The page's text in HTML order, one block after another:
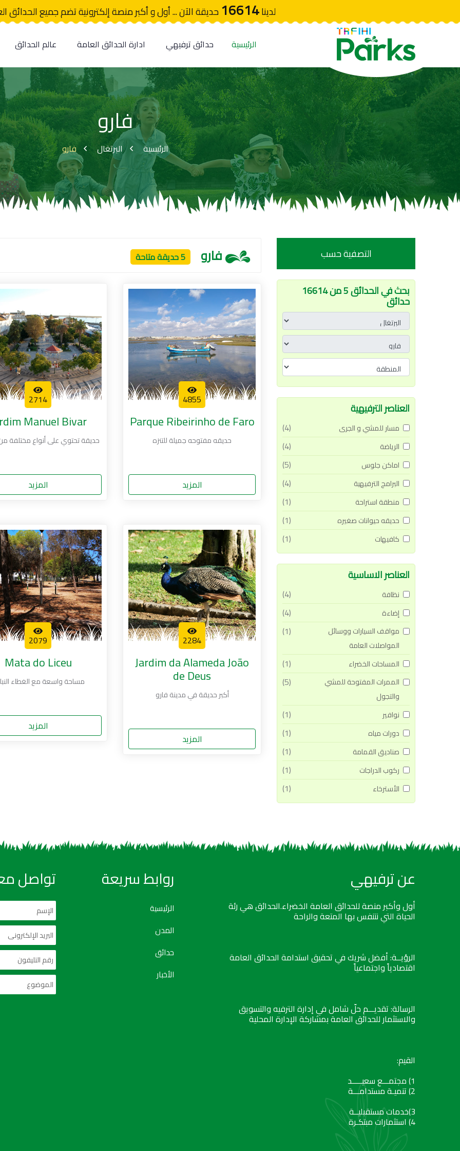
لدينا16614حديقة الآن ... أول و أكبر منصة إلكترونية تضم جميع الحدائق
الرئيسية حدائق ترفيهي ادارة الحدائق العامة عالم الحدائق
فارو
الرئيسية البرتغال فارو
التصفية حسب
بحث في الحدائق 5 من 16614
حدائق
العناصر الترفيهية
مسار للمشي و الجرى (4)
الرياضة (4)
اماكن جلوس (5)
البرامج الترفيهية (4)
منطقة استراحة (1)
حديقه حيوانات صغيره (1)
كافيهات (1)
العناصر الاساسية
نظافة (4)
إضاءة (4)
مواقف السيارات ووسائل
المواصلات العامة
(1)
المساحات الخضراء (1)
الممرات المفتوحة للمشي
والتجول
(5)
نوافير (1)
دورات مياه (1)
صناديق القمامة (1)
ركوب الدراجات (1)
الأسترخاء (1)
فارو 5 حديقة متاحة
4855
Parque Ribeirinho de Faro
حديقه مفتوحه جميلة للتنزه
المزيد
2714
Manuel Bivar
حديقة تحتوي على أنواع مختلفة
المزيد
2284
Jardim da Alameda João
de Deus
أكبر حديقة في مدينة فارو
المزيد
2079
Mata do Liceu
مساحة واسعة مع الغطاء
المزيد
عن ترفيهي
أول وأكبر منصة للحدائق العامة الخضراء.الحدائق هي رئة
الحياة التي نتنفس بها المتعة والراحة
الرؤيــة: أفضل شريك في تحقيق استدامة الحدائق العامة
اقتصادياً واجتماعياً
الرسالة: تقديـــم حلّ شامل في إدارة الترفيه والتسويق
والاستثمار للحدائق العامة بمشاركة الإدارة المحلية
القيم:
1) مجتمـــع سعيـــــد
2) تنميـة مستدامـــة
3)خدمات مستقبليــة
4) استثمارات مبتكـرة
روابط سريعة
الرئيسية
المدن
حدائق
الأخبار
تواصل